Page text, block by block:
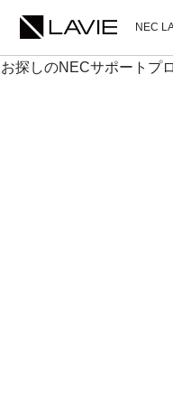
NEC
お探しのNECサポートプ